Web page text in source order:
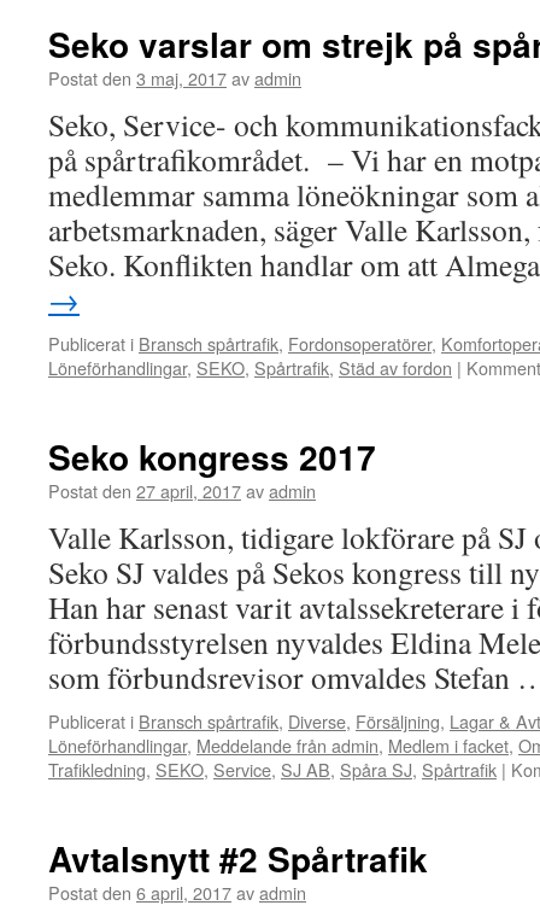
Seko varslar om strejk på
Postat den 3 maj, 2017avadmin
Seko, Service- och
på spårtrafikområdet. – Vi har en
medlemmar samma löneökningar som
arbetsmarknaden, säger Valle
Seko. Konflikten handlar om att
→
Publicerat i Bransch spårtrafik, Fordonsoperatörer,
Löneförhandlingar, SEKO, Spårtrafik, Städ av fordon |
Seko kongress 2017
Postat den 27 april, 2017avadmin
Valle Karlsson, tidigare lokförare på
Seko SJ valdes på Sekos kongress till
Han har senast varit avtalssekreterare
förbundsstyrelsen nyvaldes Eldina
som förbundsrevisor omvaldes Stefan
Publicerat i Bransch spårtrafik, Diverse, Försäljning, Lagar &
Löneförhandlingar, Meddelande från admin, Medlem i facket,
Trafikledning, SEKO, Service, SJ AB, Spåra SJ, Spårtrafik |
Avtalsnytt #2 Spårtrafik
Postat den 6 april, 2017avadmin